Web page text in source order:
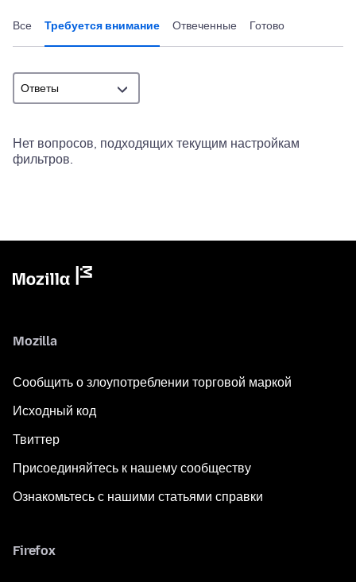
Все Требуется внимание Отвеченные Готово
Нет вопросов, подходящих текущим настройкам
фильтров.
Mozilla
Сообщить о злоупотреблении торговой маркой
Исходный код
Твиттер
Присоединяйтесь к нашему сообществу
Ознакомьтесь с нашими статьями справки
Firefox